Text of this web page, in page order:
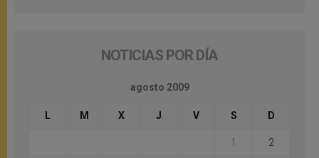
NOTICIAS POR DÍA
agosto 2009
L M X J V S D
1 2